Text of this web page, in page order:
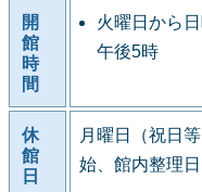
開
館
時
間
火曜日から
午後5時
休
館
日
月曜日（祝日
始、館内整理